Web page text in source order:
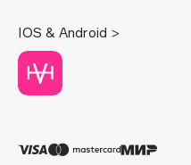
Dessange
Dior
Divage
IOS & Android >